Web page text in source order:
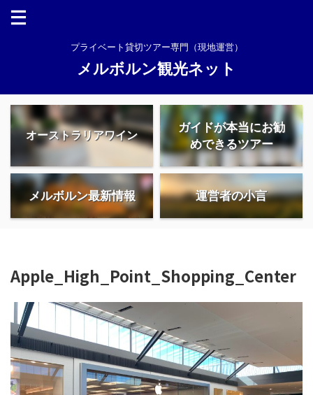
プライベート貸切ツアー専門（現地運営）
メルボルン観光ネット
オーストラリアワイン
ガイドが本当にお勧
めできるツアー
メルボルン最新情報 運営者の小言
Apple_High_Point_Shopping_Center